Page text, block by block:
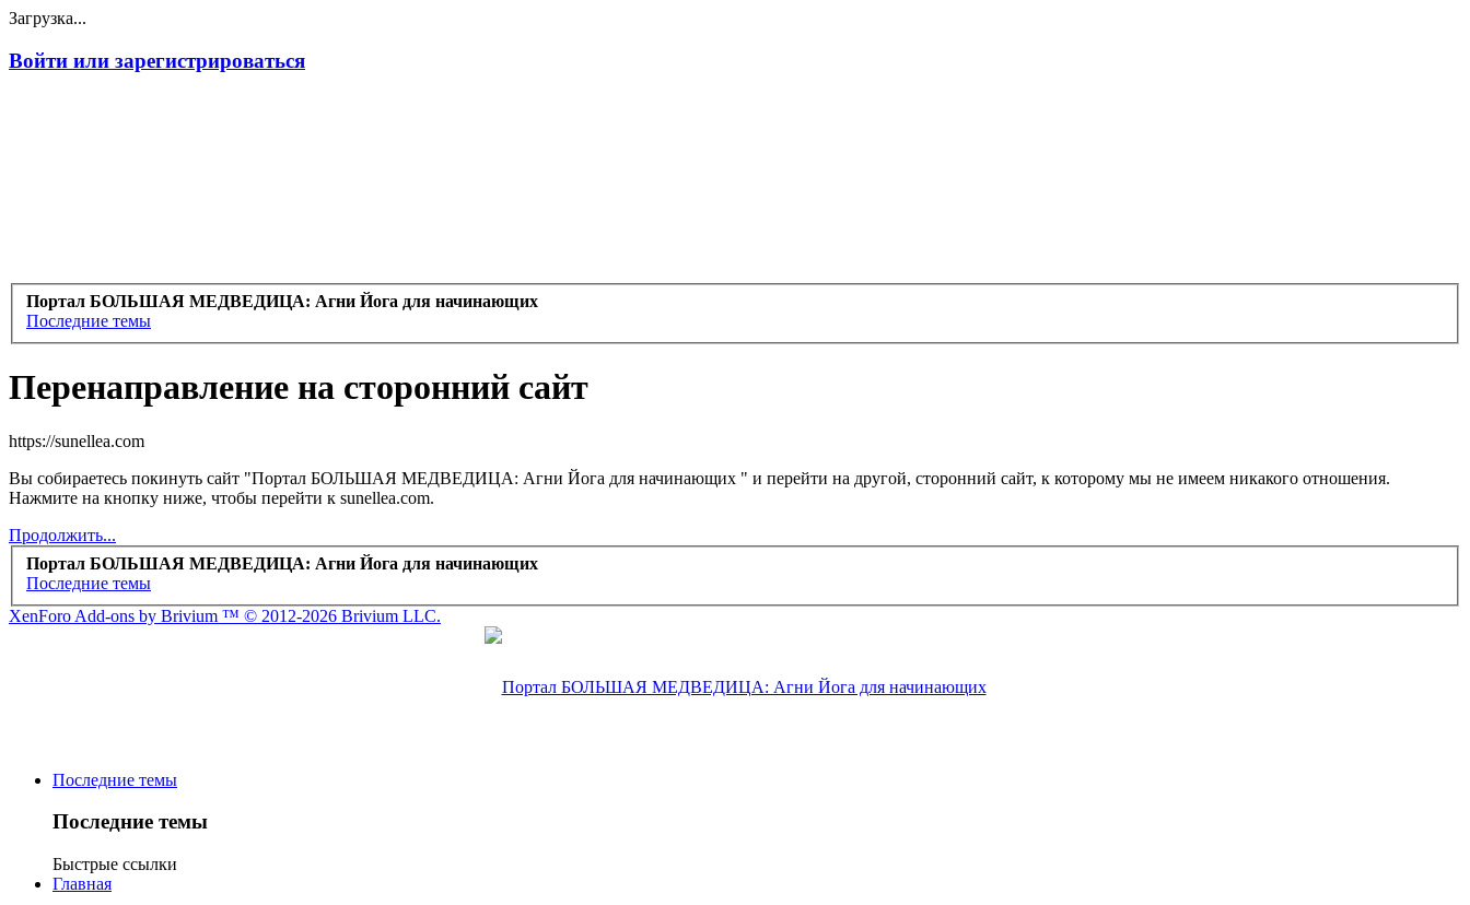
Загрузка...
Войти или зарегистрироваться
Портал БОЛЬШАЯ МЕДВЕДИЦА: Агни Йога для начинающих
Последние темы
Перенаправление на сторонний сайт
https://sunellea.com
Вы собираетесь покинуть сайт "Портал БОЛЬШАЯ МЕДВЕДИЦА: Агни Йога для начинающих " и перейти на другой, сторонний сайт, к которому мы не имеем никакого отношения.
Нажмите на кнопку ниже, чтобы перейти к sunellea.com.
Продолжить...
Портал БОЛЬШАЯ МЕДВЕДИЦА: Агни Йога для начинающих
Последние темы
XenForo Add-ons by Brivium ™ © 2012-2026 Brivium LLC.
Последние темы
Последние темы
Быстрые ссылки
Главная